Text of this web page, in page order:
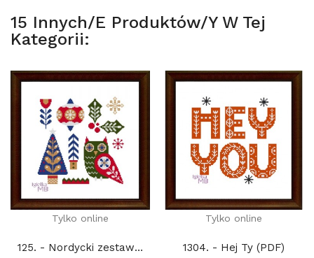
15 Innych/e Produktów/y W Tej
Kategorii:
Tylko online
125. - Nordycki zestaw świąteczny 17. (PDF)
Tylko online
1304. - Hej Ty (PDF)